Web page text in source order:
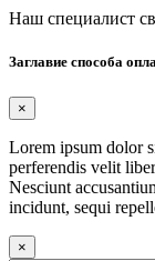
Наш специалист
Заглавие способа
×
Lorem ipsum dolor
perferendis velit
Nesciunt
incidunt, sequi
×